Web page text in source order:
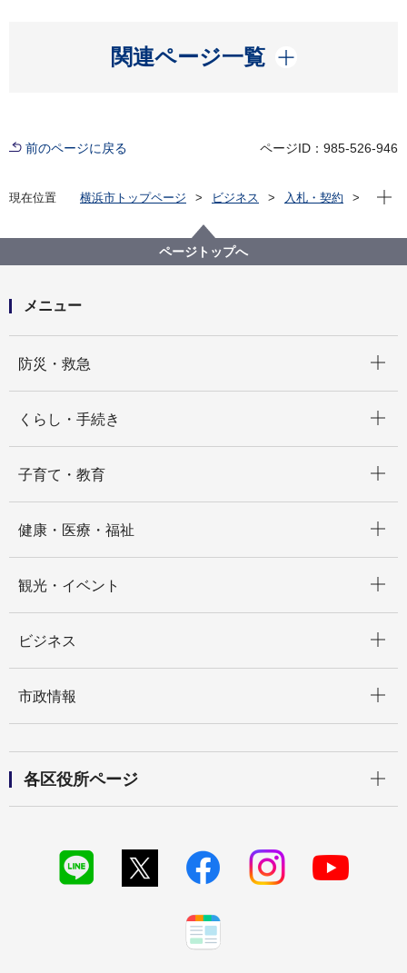
関連ページ一覧
開く
前のページに戻る ページID：985-526-946
現在位置 横浜市トップページ ビジネス
入札・契約
【入札結果掲載】【公募型指名競争入札】令和２年度
「横浜市営バス・神奈川中央交通「かなチャンネル」
現在
ページトップへ
メニュー
防災・救急
くらし・手続き
子育て・教育
健康・医療・福祉
観光・イベント
ビジネス
市政情報
各区役所ページ